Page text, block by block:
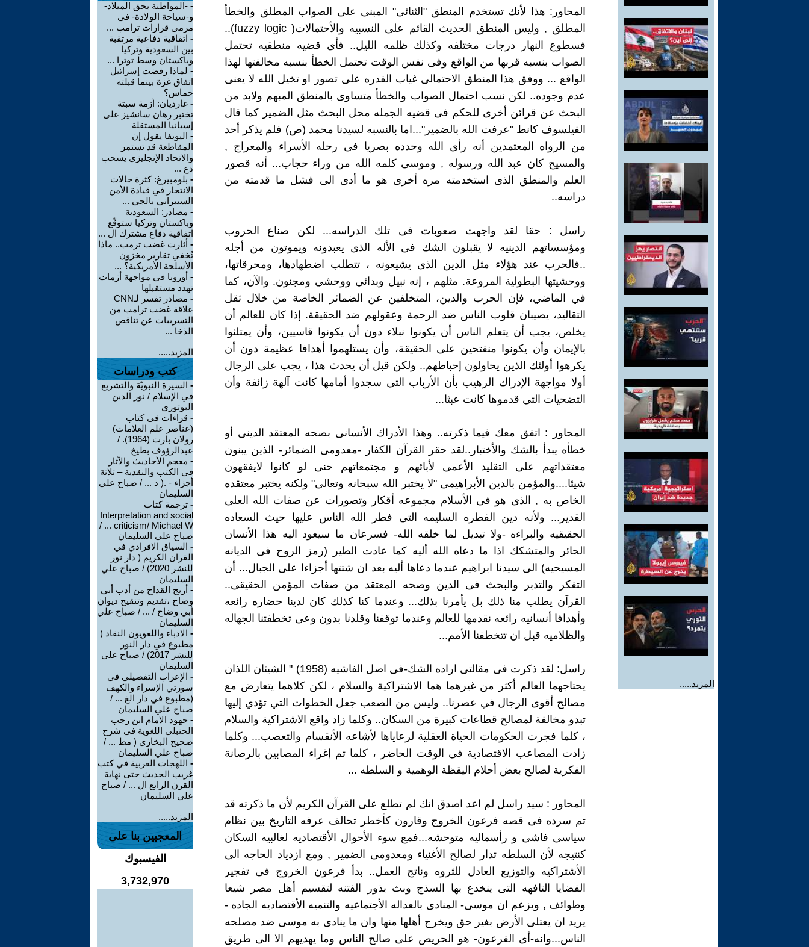
المزيد.....
المحاور: هذا لأنك تستخدم المنطق "الثنائى" المبنى على الصواب المطلق والخطأ
المطلق , وليس المنطق الحديث القائم على النسبيه والأحتمالات( fuzzy logic)..
فسطوع النهار درجات مختلفه وكذلك ظلمه الليل.. فأى قضيه منطقيه تحتمل
الصواب بنسبه قربها من الواقع وفى نفس الوقت تحتمل الخطأ بنسبه مخالفتها لهذا
الواقع ... ووفق هذا المنطق الاحتمالى غياب الفدره على تصور او تخيل الله لا يعنى
عدم وجوده.. لكن نسب احتمال الصواب والخطأ متساوى بالمنطق المبهم ولابد من
البحث عن قرائن أخرى للحكم فى قضيه الجمله محل البحث مثل الضمير كما قال
الفيلسوف كانط "عرفت الله بالضمير"...اما بالنسبه لسيدنا محمد (ص) فلم يذكر أحد
من الرواه المعتمدين أنه رأى الله وحدده بصريا فى رحله الأسراء والمعراج ,
والمسيح كان عبد الله ورسوله , وموسى كلمه الله من وراء حجاب... أنه قصور
العلم والمنطق الذى استخدمته مره أخرى هو ما أدى الى فشل ما قدمته من
دراسه..
راسل : حقا لقد واجهت صعوبات فى تلك الدراسه... لكن صناع الحروب
ومؤسساتهم الدينيه لا يقبلون الشك فى الأله الذى يعبدونه ويموتون من أجله
..فالحرب عند هؤلاء مثل الدين الذى يشيعونه ، تتطلب اضطهادها، ومحرقاتها،
ووحشيتها البطولية المروعة. مثلهم ، إنه نبيل وبدائي ووحشي ومجنون. والآن، كما
في الماضي، فإن الحرب والدين، المتخلفين عن الضمائر الخاصة من خلال ثقل
التقاليد، يصيبان قلوب الناس ضد الرحمة وعقولهم ضد الحقيقة. إذا كان للعالم أن
يخلص، يجب أن يتعلم الناس أن يكونوا نبلاء دون أن يكونوا قاسيين، وأن يمتلئوا
بالإيمان وأن يكونوا منفتحين على الحقيقة، وأن يستلهموا أهدافا عظيمة دون أن
يكرهوا أولئك الذين يحاولون إحباطهم.. ولكن قبل أن يحدث هذا ، يجب على الرجال
أولا مواجهة الإدراك الرهيب بأن الأرباب التي سجدوا أمامها كانت آلهة زائفة وأن
التضحيات التي قدموها كانت عبثا...
المحاور : اتفق معك فيما ذكرته.. وهذا الأدراك الأنسانى بصحه المعتقد الدينى أو
خطأه يبدأ بالشك والأختبار..لقد حقر القرآن الكفار -معدومى الضمائر- الذين يبنون
معتقداتهم على التقليد الأعمى لأبائهم و مجتمعاتهم حنى لو كانوا لايفقهون
شيئا....والمؤمن بالدين الأبراهيمى "لا يختبر الله سبحانه وتعالى" ولكنه يختبر معتقده
الخاص به , الذى هو فى الأسلام مجموعه أقكار وتصورات عن صفات الله العلى
القدير... ولأنه دين الفطره السليمه التى فطر الله الناس عليها حيث السعاده
الحقيقيه والبراءه -ولا تبديل لما خلقه الله- فسرعان ما سيعود اليه هذا الأنسان
الحائر والمتشكك اذا ما دعاه الله أليه كما عادت الطير (رمز الروح فى الديانه
المسيحيه) الى سيدنا ابراهيم عندما دعاها أليه بعد ان شتتها أجزاءا على الجبال... أن
التفكر والتدبر والبحث فى الدين وصحه المعتقد من صفات المؤمن الحقيقى..
القرآن يطلب منا ذلك بل يأمرنا بذلك... وعندما كنا كذلك كان لدينا حضاره رائعه
وأهدافا أنسانيه رائعه نقدمها للعالم وعندما توقفنا وقلدنا بدون وعى تخطفتنا الجهاله
والظلاميه قبل ان تتخطفنا الأمم...
راسل: لقد ذكرت فى مقالتى اراده الشك-فى اصل الفاشيه (1958) " الشيئان اللذان
يحتاجهما العالم أكثر من غيرهما هما الاشتراكية والسلام ، لكن كلاهما يتعارض مع
مصالح أقوى الرجال في عصرنا.. وليس من الصعب جعل الخطوات التي تؤدي إليها
تبدو مخالفة لمصالح قطاعات كبيرة من السكان.. وكلما زاد واقع الاشتراكية والسلام
، كلما فجرت الحكومات الحياة العقلية لرعاياها لأشاعه الأنقسام والتعصب... وكلما
زادت المصاعب الاقتصادية في الوقت الحاضر ، كلما تم إغراء المصابين بالرصانة
الفكرية لصالح بعض أحلام اليقظة الوهمية و السلطه ...
المحاور : سيد راسل لم اعد اصدق انك لم تطلع على القرآن الكريم لأن ما ذكرته قد
تم سرده فى قصه فرعون الخروج وقارون كأخطر تحالف عرفه التاريخ بين نظام
سياسى فاشى و رأسماليه متوحشه...فمع سوء الأحوال الأقتصاديه لغالبيه السكان
كنتيجه لأن السلطه تدار لصالح الأغنياء ومعدومى الضمير , ومع ازدياد الحاجه الى
الأشتراكيه والتوزيع العادل للثروه وناتج العمل.. بدأ فرعون الخروج فى تفجير
الفضايا التافهه التى ينخدع بها السذج وبث بذور الفتنه لتقسيم أهل مصر شيعا
وطوائف , ويزعم ان موسى- المنادى بالعداله الأجتماعيه والتنميه الأقتصاديه الجاده -
يريد ان يعتلى الأرض بغير حق ويخرج أهلها منها وان ما ينادى به موسى ضد مصلحه
الناس...وانه-أى الفرعون- هو الحريص على صالح الناس وما يهديهم الا الى طريق
- -المواطنة بحق الميلاد-
و-سياحة الولادة- في
مرمى قرارات ترامب ...
- اتفاقية دفاعية مرتقبة
بين السعودية وتركيا
وباكستان وسط توترا ...
- لماذا رفضت إسرائيل
اتفاق غزة بينما قبلته
حماس؟
- غارديان: أزمة سبتة
تختبر رهان سانشيز على
إسبانيا المستقلة
- اليويفا يقول إن
المقاطعة قد تستمر
والاتحاد الإنجليزي يسحب
دع ...
- بلومبيرغ: كثرة حالات
الانتحار في قيادة الأمن
السيبراني بالجي ...
- مصادر: السعودية
وباكستان وتركيا ستوقّع
اتفاقية دفاع مشترك ال ...
- أثارت غضب ترمب.. ماذا
تُخفي تقارير مخزون
الأسلحة الأمريكية؟ ...
- أوروبا في مواجهة أزمات
تهدد مستقبلها
-
مصادر تفسر لـCNN
علاقة غضب ترامب من
التسريبات عن تناقص
الذخا ...
المزيد.....
كتب ودراسات
- السيرة النبويّة والتشريع
في الإسلام / نور الدين
البوثوري
- قراءات فى كتاب
(عناصر علم العلامات)
رولان بارت (1964). /
عبدالرؤوف بطيخ
- معجم الأحاديث والآثار
في الكتب والنقدية – ثلاثة
أجزاء - .( د ... / صباح علي
السليمان
- ترجمة كتاب
Interpretation and social
criticism/ Michael W ... /
صباح علي السليمان
- السياق الافرادي في
القران الكريم ( دار نور
للنشر 2020) / صباح علي
السليمان
- أريج القداح من أدب أبي
وضاح ،تقديم وتنقيح ديوان
أبي وضاح / ... / صباح علي
السليمان
- الادباء واللغويون النقاد (
مطبوع في دار النور
للنشر 2017) / صباح علي
السليمان
- الإعراب التفصيلي في
سورتي الإسراء والكهف
(مطبوع في دار الغ ... /
صباح علي السليمان
- جهود الامام ابن رجب
الحنبلي اللغوية في شرح
صحيح البخاري ( مط ... /
صباح علي السليمان
- اللهجات العربية في كتب
غريب الحديث حتى نهاية
القرن الرابع ال ... / صباح
علي السليمان
المزيد.....
المعجبين بنا على
الفيسبوك
3,732,970